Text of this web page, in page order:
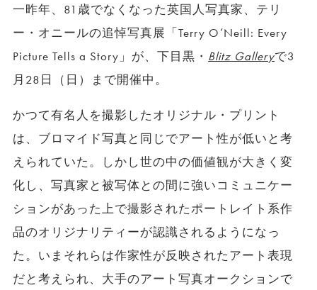
一昨年、81歳でなくなった英国人写真家、テリ
ー・オニールの追悼写真展「Terry O’Neill: Every
Picture Tells a Story」が、下目黒・ Blitz Galleryで3
月28日（日）まで開催中。
かつて有名人を撮影したオリジナル・プリント
は、ブロマイド写真と同じでアート性が低いと考
えられていた。しかし世の中の価値観が大きく変
化し、写真家と被写体との間に強いコミュニケー
ションがあった上で撮影されたポートレイト系作
品のオリジナリティーが認識されるようになっ
た。いまそれらは作家性が反映されたアート表現
だと考えられ、大手のアート写真オークションで